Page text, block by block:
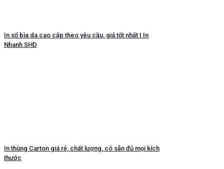
In sổ bìa da cao cấp theo yêu cầu, giá tốt nhất | In
Nhanh SHD
In thùng Carton giá rẻ, chất lượng, có sẵn đủ mọi kích
thước